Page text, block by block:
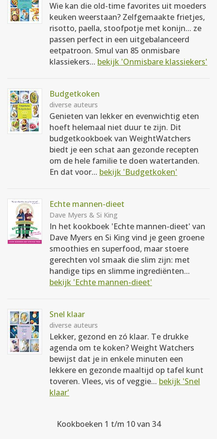
Wie kan die old-time favorites uit moeders
keuken weerstaan? Zelfgemaakte frietjes,
risotto, paella, stoofpotje met konijn... ze
passen perfect in een uitgebalanceerd
eetpatroon. Smul van 85 onmisbare
klassiekers... bekijk 'Onmisbare klassiekers'
Budgetkoken
diverse auteurs
Genieten van lekker en evenwichtig eten
hoeft helemaal niet duur te zijn. Dit
budgetkookboek van WeightWatchers
biedt je een schat aan gezonde recepten
om de hele familie te doen watertanden.
En dat voor... bekijk 'Budgetkoken'
Echte mannen-dieet
Dave Myers & Si King
In het kookboek 'Echte mannen-dieet' van
Dave Myers en Si King vind je geen groene
smoothies en superfood, maar stoere
gerechten vol smaak die slim zijn: met
handige tips en slimme ingrediënten...
bekijk 'Echte mannen-dieet'
Snel klaar
diverse auteurs
Lekker, gezond en zó klaar. Te drukke
agenda om te koken? Weight Watchers
bewijst dat je in enkele minuten een
lekkere en gezonde maaltijd op tafel kunt
toveren. Vlees, vis of veggie... bekijk 'Snel
klaar'
Kookboeken 1 t/m 10 van 34